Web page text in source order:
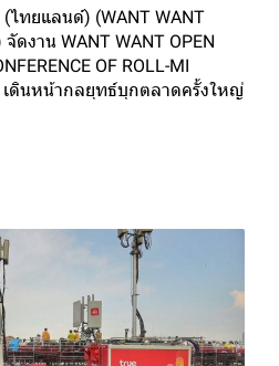
ทยแลนด์) (WANT WANT
ดงาน WANT WANT OPEN
OF ROLL-MI
เดินหน้ากลยุทธ์บุกตลาดครั้งใหญ่